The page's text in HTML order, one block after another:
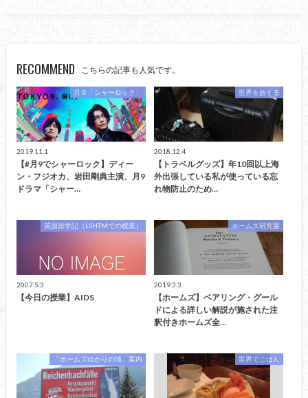
RECOMMEND こちらの記事も人気です。
月９「シャーロック」
2019.11.1
【#月9でシャーロック】ディー
ン・フジオカ、岩田剛典主演、月9
ドラマ「シャー…
世界を旅する
2018.12.4
【トラベルグッズ】年10回以上海
外出張している私が使っている忘
れ物防止のため…
英国留学記（LSHTMでの授業）
2007.5.3
【今日の授業】AIDS
ホームズ研究書
2019.3.3
【ホームズ】ベアリング・グール
ドによる詳しい解説が施された注
釈付きホームズ全…
「ホームズゆかりの地」案内 世界でごはん